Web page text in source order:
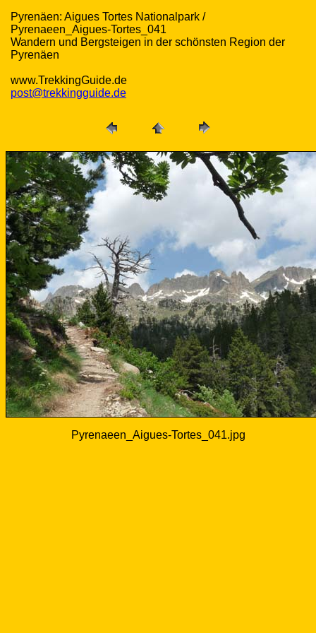
Pyrenäen: Aigues Tortes Nationalpark /
Pyrenaeen_Aigues-Tortes_041
Wandern und Bergsteigen in der schönsten Region der
Pyrenäen
www.TrekkingGuide.de
post@trekkingguide.de
Pyrenaeen_Aigues-Tortes_041.jpg